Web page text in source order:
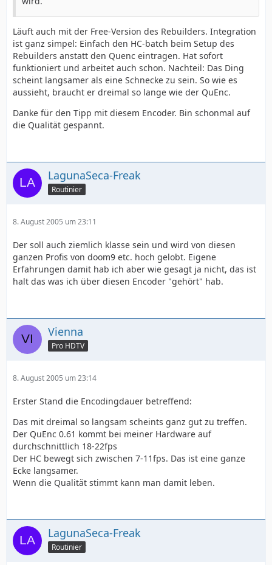
Läuft auch mit der Free-Version des Rebuilders. Integration
ist ganz simpel: Einfach den HC-batch beim Setup des
Rebuilders anstatt den Quenc eintragen. Hat sofort
funktioniert und arbeitet auch schon. Nachteil: Das Ding
scheint langsamer als eine Schnecke zu sein. So wie es
aussieht, braucht er dreimal so lange wie der QuEnc.
Danke für den Tipp mit diesem Encoder. Bin schonmal auf
die Qualität gespannt.
LagunaSeca-Freak
Routinier
8. August 2005 um 23:11
Der soll auch ziemlich klasse sein und wird von diesen
ganzen Profis von doom9 etc. hoch gelobt. Eigene
Erfahrungen damit hab ich aber wie gesagt ja nicht, das ist
halt das was ich über diesen Encoder "gehört" hab.
Vienna
Pro HDTV
8. August 2005 um 23:14
Erster Stand die Encodingdauer betreffend:
Das mit dreimal so langsam scheints ganz gut zu treffen.
Der QuEnc 0.61 kommt bei meiner Hardware auf
durchschnittlich 18-22fps
Der HC bewegt sich zwischen 7-11fps. Das ist eine ganze
Ecke langsamer.
Wenn die Qualität stimmt kann man damit leben.
LagunaSeca-Freak
Routinier